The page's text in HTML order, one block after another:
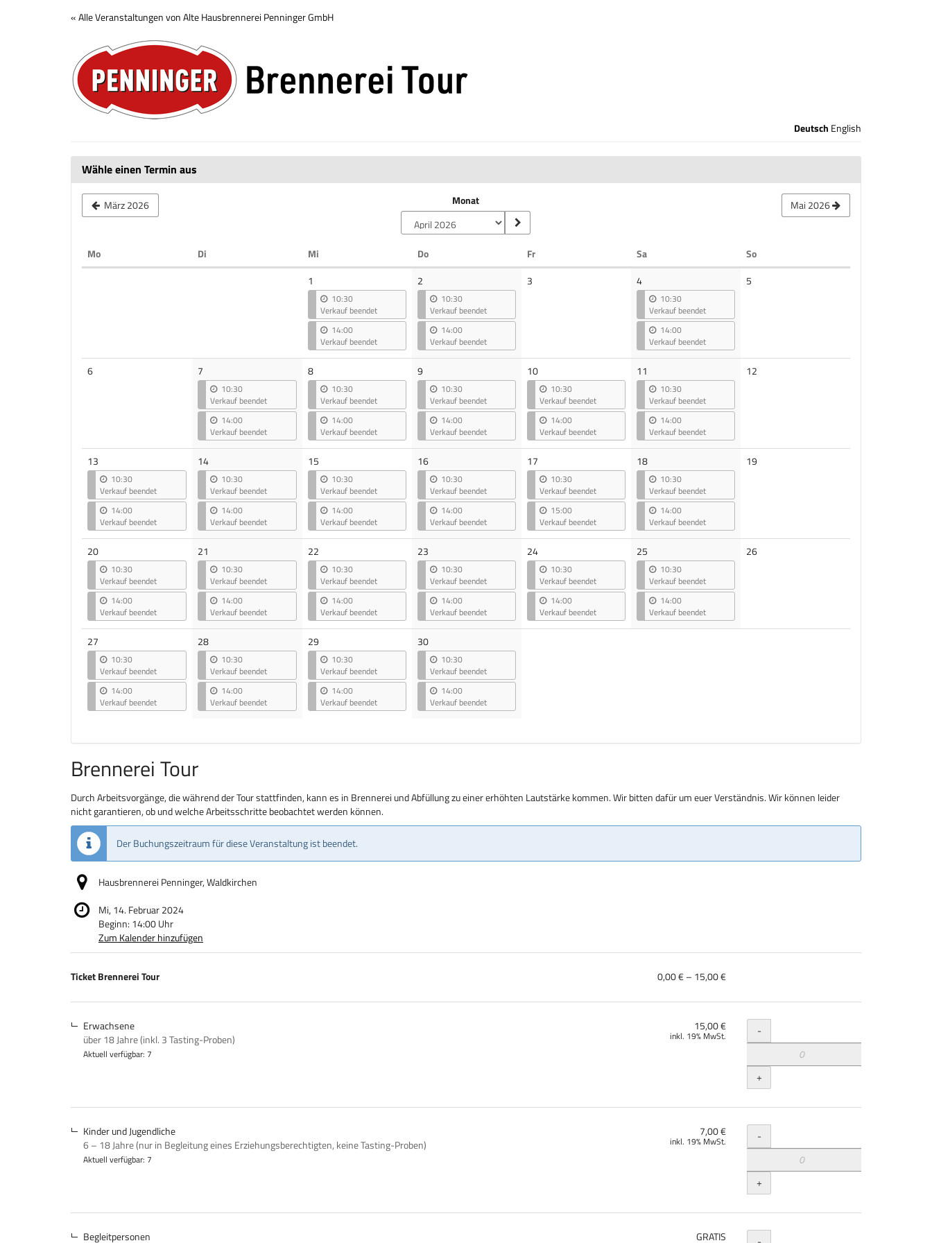
« Alle Veranstaltungen von Alte Hausbrennerei Penninger GmbH
Brennerei
Tour
Deutsch English
Wähle einen Termin aus
März 2026 Monat Mai 2026
MoMontag Di Mi DoDonnerstag FrFreitag SaSamstag SoSonntag
1
10:30
Verkauf beendet
14:00
Verkauf beendet
2
10:30
Verkauf beendet
14:00
Verkauf beendet
3 4
10:30
Verkauf beendet
14:00
Verkauf beendet
5
6Keine
7
10:30
Verkauf beendet
14:00
Verkauf beendet
8
10:30
Verkauf beendet
14:00
Verkauf beendet
9
10:30
Verkauf beendet
14:00
Verkauf beendet
10
10:30
Verkauf beendet
14:00
Verkauf beendet
11
10:30
Verkauf beendet
14:00
Verkauf beendet
12
13
10:30
Verkauf beendet
14:00
Verkauf beendet
14
10:30
Verkauf beendet
14:00
Verkauf beendet
15
10:30
Verkauf beendet
14:00
Verkauf beendet
16
10:30
Verkauf beendet
14:00
Verkauf beendet
17
10:30
Verkauf beendet
15:00
Verkauf beendet
18
10:30
Verkauf beendet
14:00
Verkauf beendet
19Keine
20
10:30
Verkauf beendet
14:00
Verkauf beendet
21
10:30
Verkauf beendet
14:00
Verkauf beendet
22
10:30
Verkauf beendet
14:00
Verkauf beendet
23
10:30
Verkauf beendet
14:00
Verkauf beendet
24
10:30
Verkauf beendet
14:00
Verkauf beendet
25
10:30
Verkauf beendet
14:00
Verkauf beendet
26Keine
27
10:30
Verkauf beendet
14:00
Verkauf beendet
28
10:30
Verkauf beendet
14:00
Verkauf beendet
29
10:30
Verkauf beendet
14:00
Verkauf beendet
30
10:30
Verkauf beendet
14:00
Verkauf beendet
Brennerei Tour
Durch Arbeitsvorgänge, die während der Tour stattfinden, kann es in Brennerei und Abfüllung zu einer erhöhten Lautstärke kommen. Wir bitten dafür um euer Verständnis. Wir können leider
nicht garantieren, ob und welche Arbeitsschritte beobachtet werden können.
Der Buchungszeitraum für diese Veranstaltung ist beendet.
Hausbrennerei Penninger, Waldkirchen
Mi, 14. Februar 2024
Beginn: 14:00Uhr
Zum Kalender hinzufügen
Produkte
Produkte
Ticket Brennerei Tour
von
bis
0,00 € – 15,00 €
Erwachsene
über 18 Jahre (inkl. 3 Tasting-Proben)
Aktuell verfügbar: 7
15,00 €
inkl. 19% MwSt. Menge
-
+
Kinder und Jugendliche
6 – 18 Jahre (nur in Begleitung eines Erziehungsberechtigten, keine Tasting-Proben)
Aktuell verfügbar: 7
7,00 €
inkl. 19% MwSt. Menge
-
+
Begleitpersonen GRATIS